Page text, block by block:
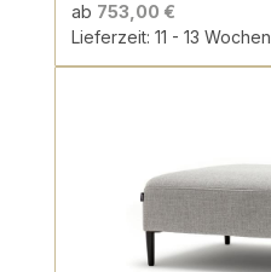
ab 753,00 €
Lieferzeit: 11 - 13 Wochen